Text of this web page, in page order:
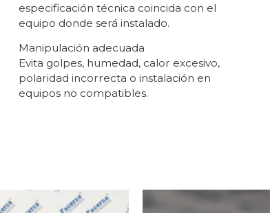
especificación técnica coincida con el
equipo donde será instalado.
Manipulación adecuada
Evita golpes, humedad, calor excesivo,
polaridad incorrecta o instalación en
equipos no compatibles.